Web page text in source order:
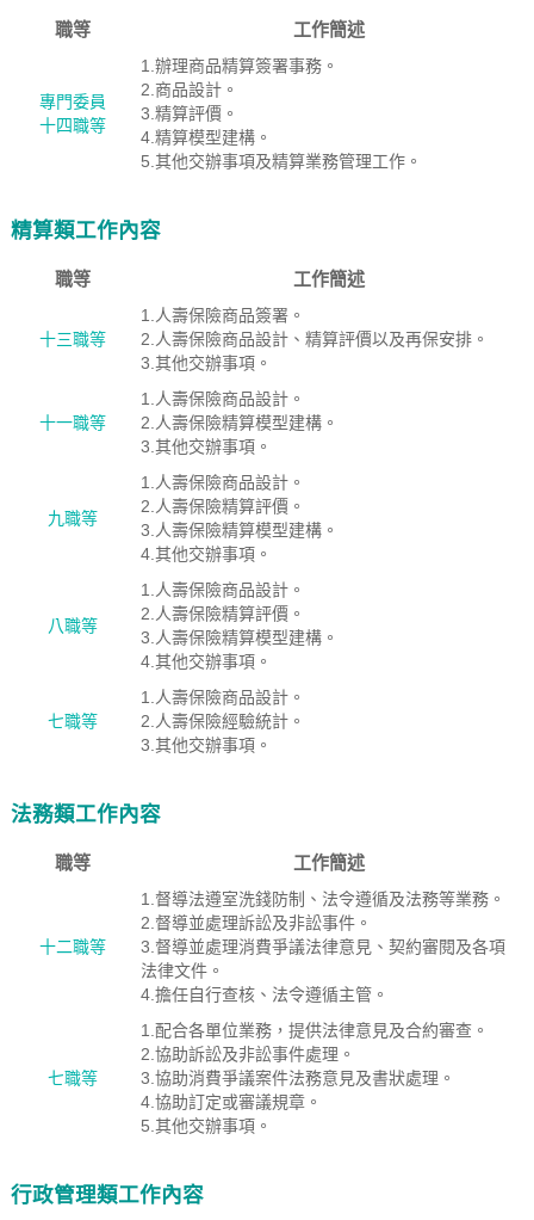
職等 工作簡述
專門委員
十四職等
1.辦理商品精算簽署事務。
2.商品設計。
3.精算評價。
4.精算模型建構。
5.其他交辦事項及精算業務管理工作。
精算類工作內容
職等 工作簡述
十三職等
1.人壽保險商品簽署。
2.人壽保險商品設計、精算評價以及再保安排。
3.其他交辦事項。
十一職等
1.人壽保險商品設計。
2.人壽保險精算模型建構。
3.其他交辦事項。
九職等
1.人壽保險商品設計。
2.人壽保險精算評價。
3.人壽保險精算模型建構。
4.其他交辦事項。
八職等
1.人壽保險商品設計。
2.人壽保險精算評價。
3.人壽保險精算模型建構。
4.其他交辦事項。
七職等
1.人壽保險商品設計。
2.人壽保險經驗統計。
3.其他交辦事項。
法務類工作內容
職等 工作簡述
十二職等
1.督導法遵室洗錢防制、法令遵循及法務等業務。
2.督導並處理訴訟及非訟事件。
3.督導並處理消費爭議法律意見、契約審閱及各項
法律文件。
4.擔任自行查核、法令遵循主管。
七職等
1.配合各單位業務，提供法律意見及合約審查。
2.協助訴訟及非訟事件處理。
3.協助消費爭議案件法務意見及書狀處理。
4.協助訂定或審議規章。
5.其他交辦事項。
行政管理類工作內容